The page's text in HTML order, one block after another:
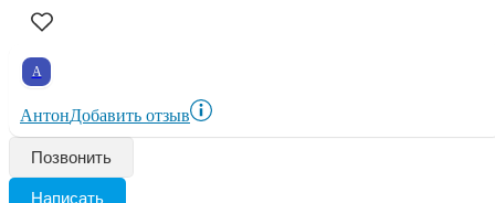
А
АнтонДобавить отзыв
Позвонить
Написать